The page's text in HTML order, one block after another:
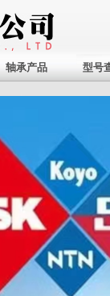
轴承产品 型号